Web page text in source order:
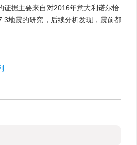
证据主要来自对2016年意大利诺尔恰
地震的研究，后续分析发现，震前都